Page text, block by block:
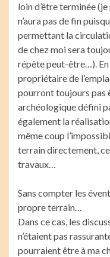
loin d’être terminée
n’aura pas de fin
permettant la
de chez moi sera
répète peut-être…).
propriétaire de
pourront toujours pas
archéologique défini
également la
même coup
terrain directement,
travaux…
Sans compter les
propre terrain…
Dans ce cas, les
n’étaient pas
pourraient être à ma